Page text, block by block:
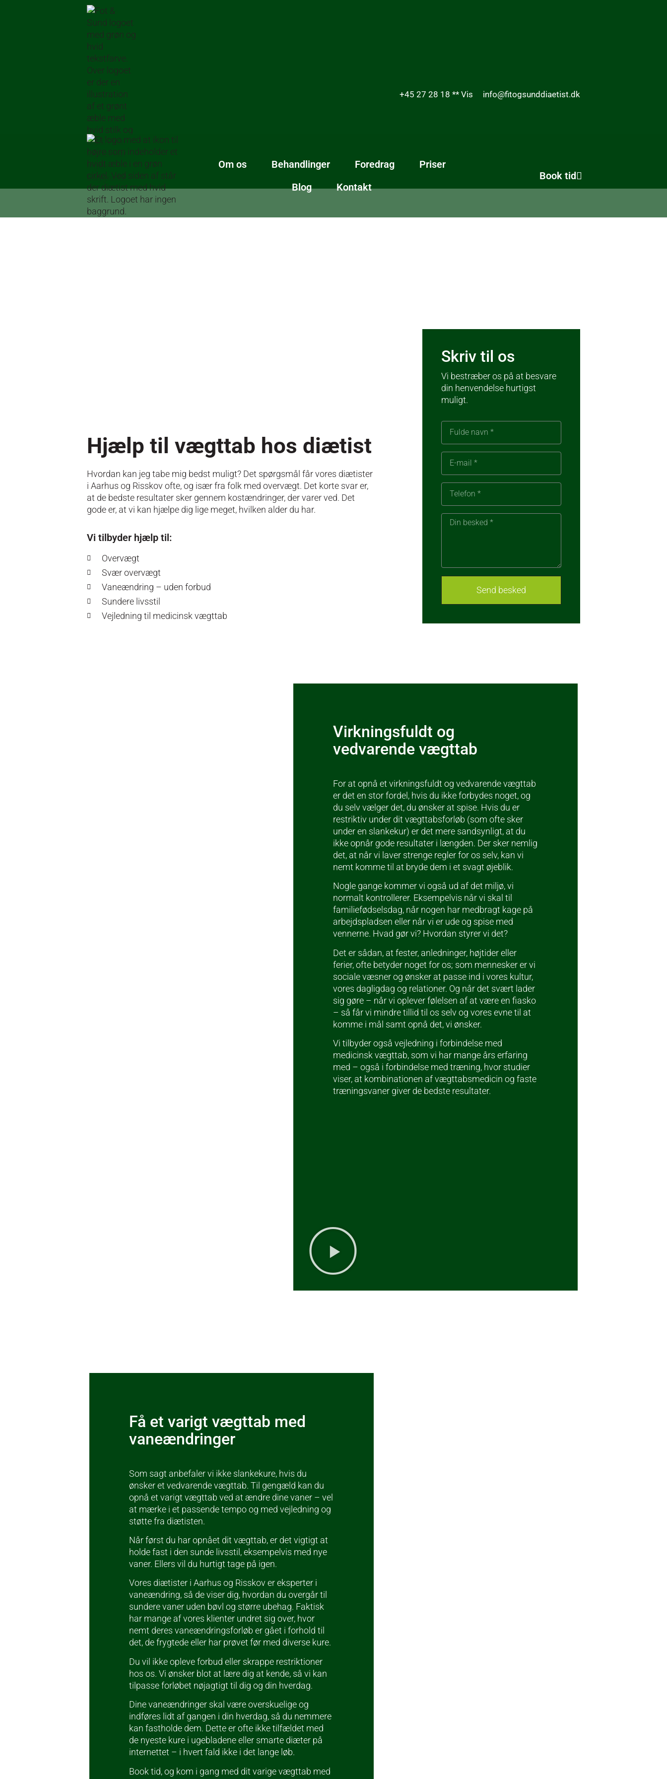
+45 27 28 18 ** Vis info@fitogsunddiaetist.dk
Om os Behandlinger Foredrag
Priser
Blog
Kontakt
Book tid
Hjælp til vægttab hos diætist
Hvordan kan jeg tabe mig bedst muligt? Det spørgsmål får vores diætister
i Aarhus og Risskov ofte, og især fra folk med overvægt. Det korte svar er,
at de bedste resultater sker gennem kostændringer, der varer ved. Det
gode er, at vi kan hjælpe dig lige meget, hvilken alder du har.
Vi tilbyder hjælp til:
Overvægt
Svær overvægt
Vaneændring – uden forbud
Sundere livsstil
Vejledning til medicinsk vægttab
Skriv til os
Vi bestræber os på at besvare
din henvendelse hurtigst
muligt.
Send besked
Virkningsfuldt og
vedvarende vægttab
For at opnå et virkningsfuldt og vedvarende vægttab
er det en stor fordel, hvis du ikke forbydes noget, og
du selv vælger det, du ønsker at spise. Hvis du er
restriktiv under dit vægttabsforløb (som ofte sker
under en slankekur) er det mere sandsynligt, at du
ikke opnår gode resultater i længden. Der sker nemlig
det, at når vi laver strenge regler for os selv, kan vi
nemt komme til at bryde dem i et svagt øjeblik.
Nogle gange kommer vi også ud af det miljø, vi
normalt kontrollerer. Eksempelvis når vi skal til
familiefødselsdag, når nogen har medbragt kage på
arbejdspladsen eller når vi er ude og spise med
vennerne. Hvad gør vi? Hvordan styrer vi det?
Det er sådan, at fester, anledninger, højtider eller
ferier, ofte betyder noget for os; som mennesker er vi
sociale væsner og ønsker at passe ind i vores kultur,
vores dagligdag og relationer. Og når det svært lader
sig gøre – når vi oplever følelsen af at være en fiasko
– så får vi mindre tillid til os selv og vores evne til at
komme i mål samt opnå det, vi ønsker.
Vi tilbyder også vejledning i forbindelse med
medicinsk vægttab, som vi har mange års erfaring
med – også i forbindelse med træning, hvor studier
viser, at kombinationen af vægttabsmedicin og faste
træningsvaner giver de bedste resultater.
Få et varigt vægttab med
vaneændringer
Som sagt anbefaler vi ikke slankekure, hvis du
ønsker et vedvarende vægttab. Til gengæld kan du
opnå et varigt vægttab ved at ændre dine vaner – vel
at mærke i et passende tempo og med vejledning og
støtte fra diætisten.
Når først du har opnået dit vægttab, er det vigtigt at
holde fast i den sunde livsstil, eksempelvis med nye
vaner. Ellers vil du hurtigt tage på igen.
Vores diætister i Aarhus og Risskov er eksperter i
vaneændring, så de viser dig, hvordan du overgår til
sundere vaner uden bøvl og større ubehag. Faktisk
har mange af vores klienter undret sig over, hvor
nemt deres vaneændringsforløb er gået i forhold til
det, de frygtede eller har prøvet før med diverse kure.
Du vil ikke opleve forbud eller skrappe restriktioner
hos os. Vi ønsker blot at lære dig at kende, så vi kan
tilpasse forløbet nøjagtigt til dig og din hverdag.
Dine vaneændringer skal være overskuelige og
indføres lidt af gangen i din hverdag, så du nemmere
kan fastholde dem. Dette er ofte ikke tilfældet med
de nyeste kure i ugebladene eller smarte diæter på
internettet – i hvert fald ikke i det lange løb.
Book tid, og kom i gang med dit varige vægttab med